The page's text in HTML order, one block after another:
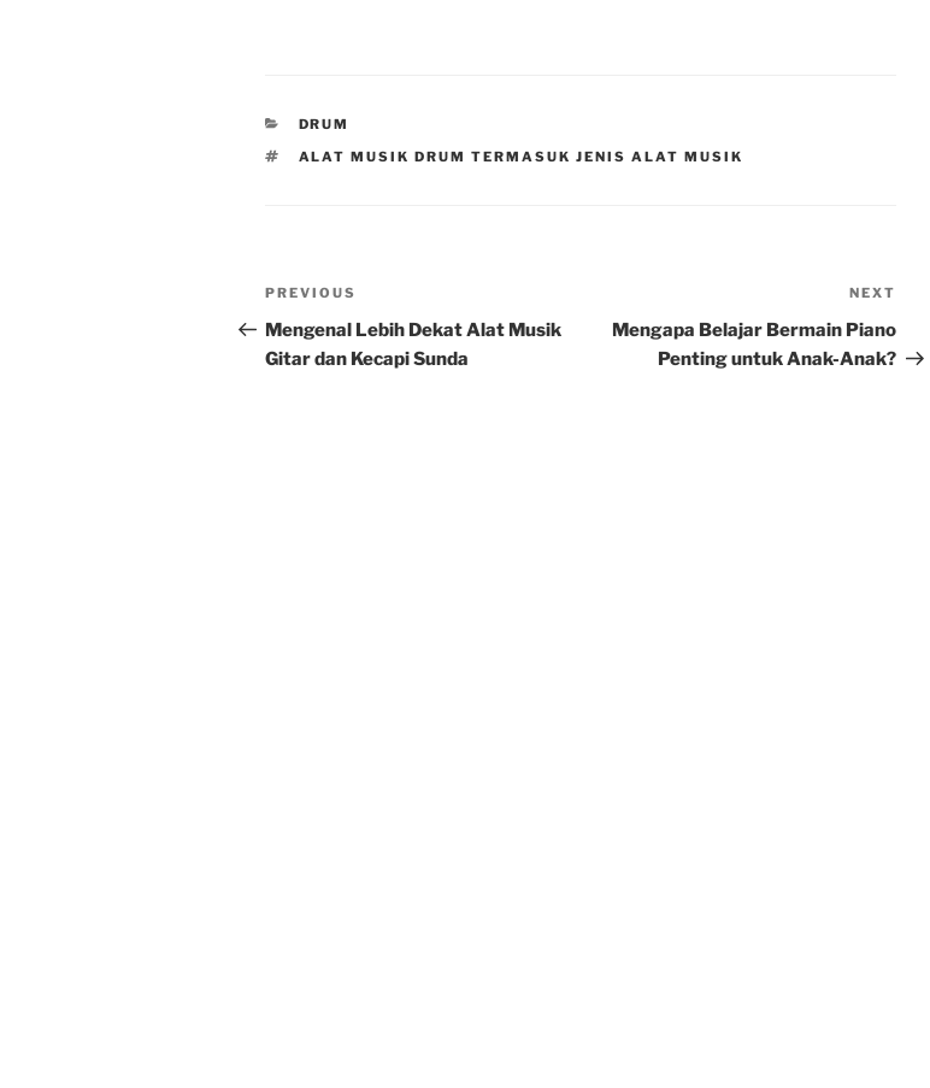
CATEGORIES
DRUM
TAGS
ALAT MUSIK DRUM TERMASUK JENIS ALAT MUSIK
Post
navigation
Previous
Post
PREVIOUS
Mengenal Lebih Dekat Alat Musik
Gitar dan Kecapi Sunda
Post
NEXT
Mengapa Belajar Bermain Piano
Penting untuk Anak-Anak?